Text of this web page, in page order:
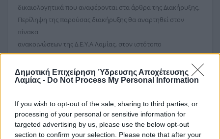
Δημοτική Επιχείρηση Ύδρευσης Αποχέτευσης
Λαμίας - Do Not Process My Personal Information
If you wish to opt-out of the sale, sharing to third parties, or
processing of your personal or sensitive information for
targeted advertising by us, please use the below opt-out
section to confirm your selection. Please note that after your
δικαιολογητικά που αναφέρονται στα άρθρα της Διακήρυξης.
Περίληψη της παρούσας διακήρυξης θα αναρτηθεί στον
πίνακα
ανακοινώσεων της Δ.Ε.Υ.Α Λαμίας, στον ιστότοπο
www.deyalamias.gr, στον
ιστότοπο «ΔΙΑΥΓΕΙΑ» και η πλήρη διακήρυξη στο ΚΗΜΔΗΣ.
Περισσότερες πληροφορίες μπορούν να λαμβάνουν οι
από το Γραφείο Προμηθειών της ΔΕΥΑΛ τις εργάσιμες ημέρες
και ώρες στο
τηλέφωνο 2231032950-1 ( εσωτερικό 7 ).